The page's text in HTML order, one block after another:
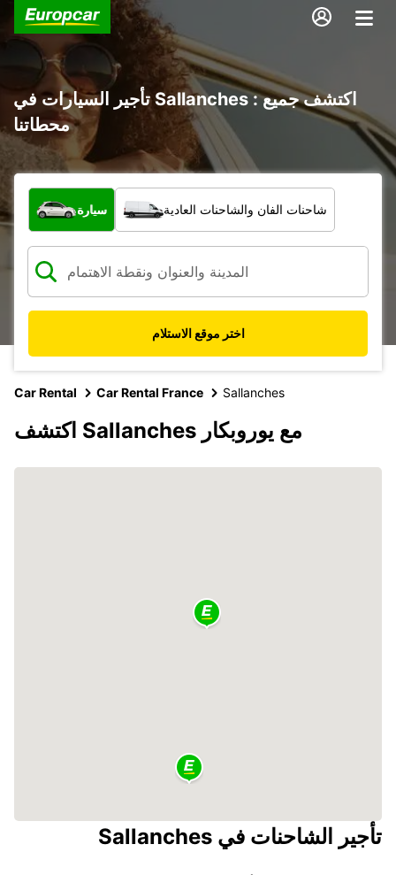
تأجير السيارات في Sallanches : اكتشف جميع
محطاتنا
ما نوع المركبة؟
سيارة شاحنات الفان والشاحنات العادية
اختر موقع الاستلام
Car Rental Car Rental France Sallanches
اكتشف Sallanches مع يوروبكار
تأجير الشاحنات في Sallanches